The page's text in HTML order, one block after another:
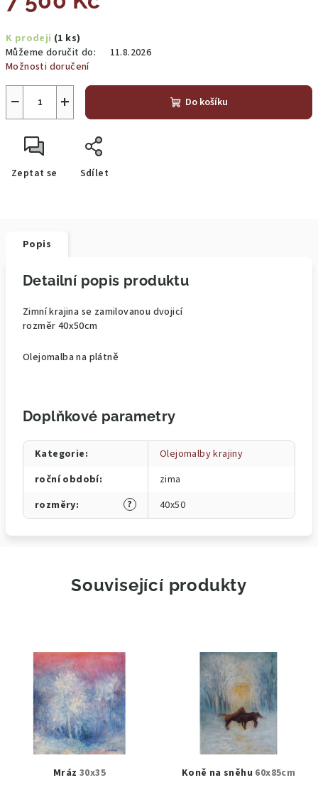
cena:
K prodeji (1 ks)
Můžeme doručit do:
11.8.2026
Možnosti doručení
+
− Do košíku
Zeptat se Sdílet
Popis
Detailní popis produktu
Zimní krajina se zamilovanou dvojicí
rozměr 40x50cm
Olejomalba na plátně
Doplňkové parametry
Kategorie:
Olejomalby krajiny
roční období:
zima
?
rozměry: 40x50
Související produkty
Mráz 30x35 Koně na sněhu 60x85cm